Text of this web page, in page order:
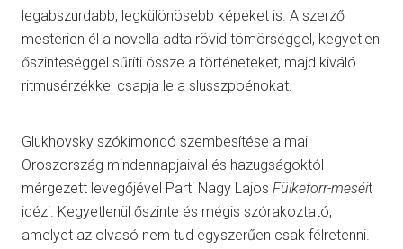
legabszurdabb, legkülönösebb képeket is. A szerző
mesterien él a novella adta rövid tömörséggel, kegyetlen
őszinteséggel sűríti össze a történeteket, majd kiváló
ritmusérzékkel csapja le a slusszpoénokat.
Glukhovsky szókimondó szembesítése a mai
Oroszország mindennapjaival és hazugságoktól
mérgezett levegőjével Parti Nagy Lajos Fülkeforr-meséit
idézi. Kegyetlenül őszinte és mégis szórakoztató,
amelyet az olvasó nem tud egyszerűen csak félretenni.